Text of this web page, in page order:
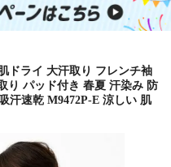
ドライ 大汗取り フレンチ袖
り パッド付き 春夏 汗染み 防
汗速乾 M9472P-E 涼しい 肌